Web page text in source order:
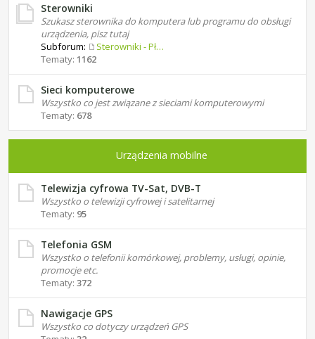
Sterowniki
Szukasz sterownika do komputera lub programu do obsługi
urządzenia, pisz tutaj
Subforum:
Sterowniki - Płyty główne
Tematy: 1162
Sieci komputerowe
Wszystko co jest związane z sieciami komputerowymi
Tematy: 678
Urządzenia mobilne
Telewizja cyfrowa TV-Sat, DVB-T
Wszystko o telewizji cyfrowej i satelitarnej
Tematy: 95
Telefonia GSM
Wszystko o telefonii komórkowej, problemy, usługi, opinie,
promocje etc.
Tematy: 372
Nawigacje GPS
Wszystko co dotyczy urządzeń GPS